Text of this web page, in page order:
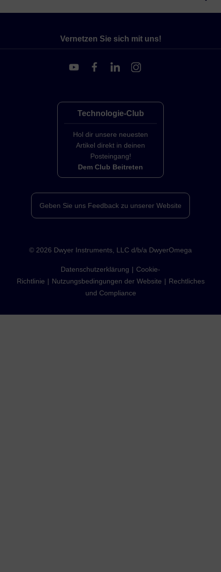
Vernetzen Sie sich mit uns!
Technologie-Club
Hol dir unsere neuesten
Artikel direkt in deinen
Posteingang!
Dem Club Beitreten
Geben Sie uns Feedback zu unserer Website
© 2026 Dwyer Instruments, LLC d/b/a DwyerOmega
Datenschutzerklärung
Cookie-
Richtlinie
Nutzungsbedingungen der Website
Rechtliches
und Compliance